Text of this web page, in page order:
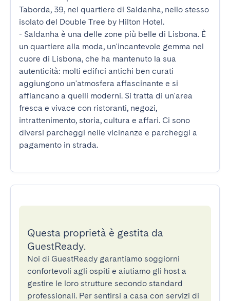
Taborda, 39, nel quartiere di Saldanha, nello stesso
isolato del Double Tree by Hilton Hotel.
- Saldanha è una delle zone più belle di Lisbona. È
un quartiere alla moda, un'incantevole gemma nel
cuore di Lisbona, che ha mantenuto la sua
autenticità: molti edifici antichi ben curati
aggiungono un'atmosfera affascinante e si
affiancano a quelli moderni. Si tratta di un'area
fresca e vivace con ristoranti, negozi,
intrattenimento, storia, cultura e affari. Ci sono
diversi parcheggi nelle vicinanze e parcheggi a
pagamento in strada.
Questa proprietà è gestita da
GuestReady.
Noi di GuestReady garantiamo soggiorni
confortevoli agli ospiti e aiutiamo gli host a
gestire le loro strutture secondo standard
professionali. Per sentirsi a casa con servizi di